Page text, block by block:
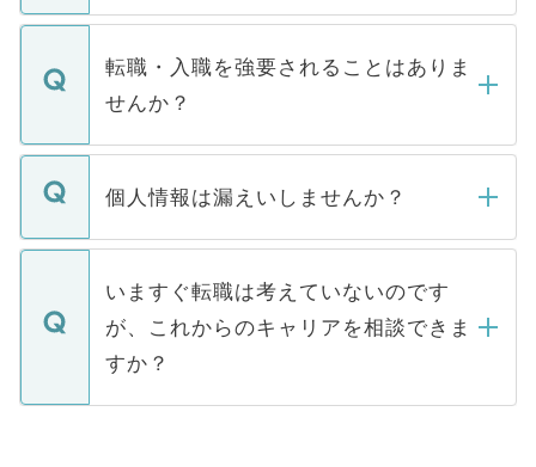
ます。通常、5営業日以内にはご連絡をせて
いただきますので、しばらくお待ちくださ
い。
マイナビDOCTORで取り扱っている求人の
うち約3割は、Webサイトからご覧いただ
けない「非公開求人」です。非公開求人は
下記の理由によって、一般には公開してい
ません。
■応募殺到を避けるため 人気のある医療機
関を公にしてしまうと、応募が殺到する場
に、医療機関が求める条件に合った人材の
みを人材紹介会社に依頼するケースが増え
ています。
転職・入職を強要されることはありま
せんか？
転職・入職を強要することは一切ありませ
ん。また、仮に応募先から内定をいただい
定を承諾する必要はありません。内定先へ
の辞退の連絡はキャリアパートナーが行い
ますので、ご安心ください。
個人情報は漏えいしませんか？
個人情報が漏えいすることはありませんの
で、ご安心ください。当サイトからの登録
などで収集したご登録者様の個人情報は、
ご本人のキャリアアップおよび転職活動の
支援を目的に使用いたします。お預かりし
ているすべての個人データはご本人の許可
いますぐ転職は考えていないのです
が、これからのキャリアを相談できま
すか？